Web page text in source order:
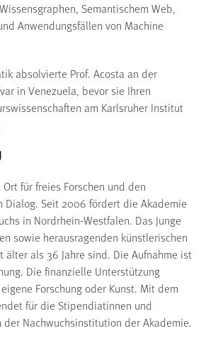
Semantischem Web,
Anwendungsfällen von Machine
absolvierte Prof. Acosta an der
in Venezuela, bevor sie Ihren
am Karlsruher Institut
für freies Forschen und den
Seit 2006 fördert die Akademie
in Nordrhein-Westfalen. Das Junge
sowie herausragenden künstlerischen
älter als 36 Jahre sind. Die Aufnahme ist
Die finanzielle Unterstützung
Forschung oder Kunst. Mit dem
für die Stipendiatinnen und
Nachwuchsinstitution der Akademie.